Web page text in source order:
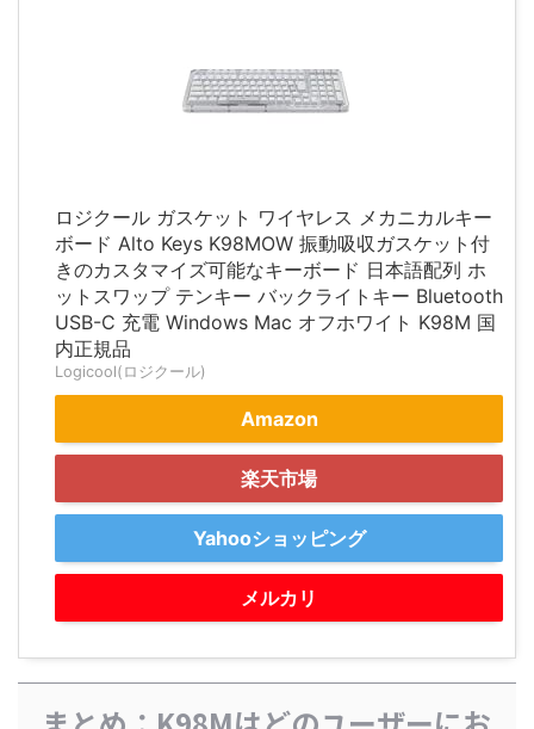
ロジクール ガスケット ワイヤレス メカニカルキー
ボード Alto Keys K98MOW 振動吸収ガスケット付
きのカスタマイズ可能なキーボード 日本語配列 ホ
ットスワップ テンキー バックライトキー Bluetooth
USB-C 充電 Windows Mac オフホワイト K98M 国
内正規品
Logicool(ロジクール)
Amazon
楽天市場
Yahooショッピング
メルカリ